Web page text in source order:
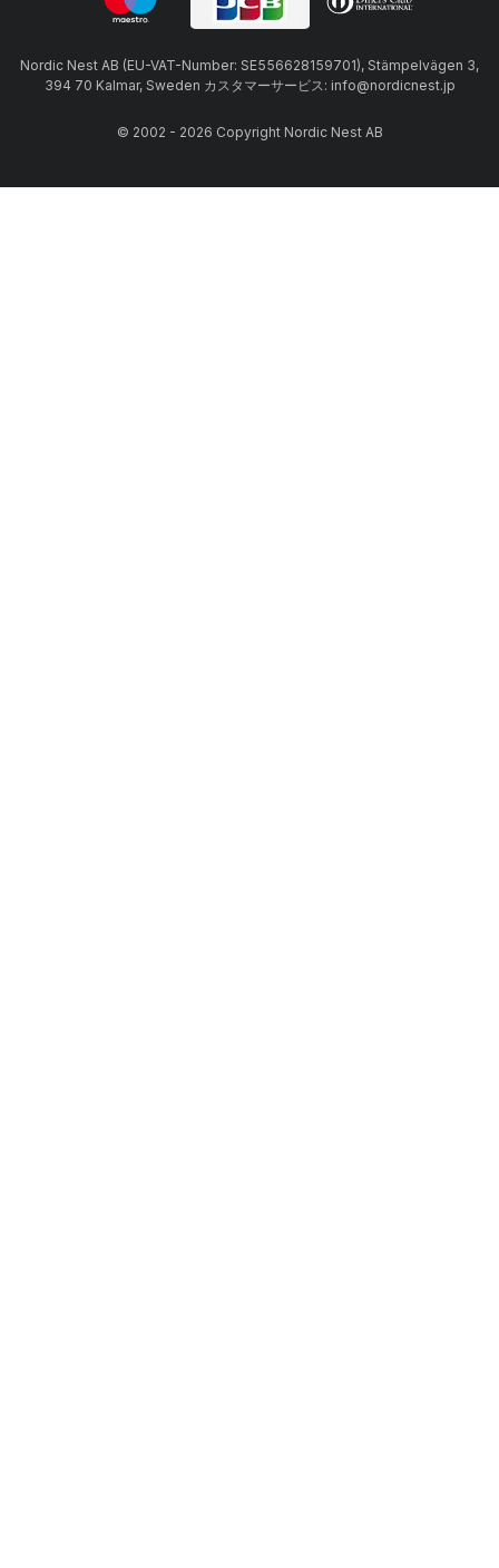
Nordic Nest AB (EU-VAT-Number: SE556628159701), Stämpelvägen 3,
394 70 Kalmar, Sweden カスタマーサービス: info@nordicnest.jp
© 2002 - 2026 Copyright Nordic Nest AB